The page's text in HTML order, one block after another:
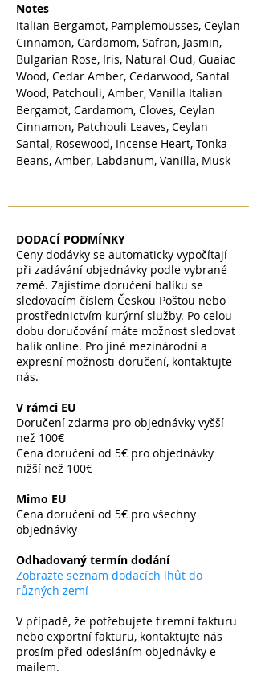
Notes
Italian Bergamot, Pamplemousses, Ceylan
Cinnamon, Cardamom, Safran, Jasmin,
Bulgarian Rose, Iris, Natural Oud, Guaiac
Wood, Cedar Amber, Cedarwood, Santal
Wood, Patchouli, Amber, Vanilla Italian
Bergamot, Cardamom, Cloves, Ceylan
Cinnamon, Patchouli Leaves, Ceylan
Santal, Rosewood, Incense Heart, Tonka
Beans, Amber, Labdanum, Vanilla, Musk
DODACÍ PODMÍNKY
Ceny dodávky se automaticky vypočítají
při zadávání objednávky podle vybrané
země. Zajistíme doručení balíku se
sledovacím číslem Českou Poštou nebo
prostřednictvím kurýrní služby. Po celou
dobu doručování máte možnost sledovat
balík online. Pro jiné mezinárodní a
expresní možnosti doručení, kontaktujte
nás.
V rámci EU
Doručení zdarma pro objednávky vyšší
než 100€
Cena doručení od 5€ pro objednávky
nižší než 100€
Mimo EU
Cena doručení od 5€ pro všechny
objednávky
Odhadovaný termín dodání
Zobrazte seznam dodacích lhůt do
různých zemí
V případě, že potřebujete firemní fakturu
nebo exportní fakturu, kontaktujte nás
prosím před odesláním objednávky e-
mailem.